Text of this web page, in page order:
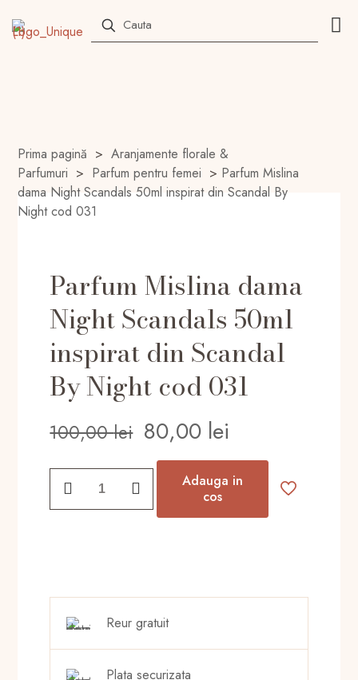
Prima pagină > Aranjamente florale &
Parfumuri > Parfum pentru femei > Parfum Mislina
dama Night Scandals 50ml inspirat din Scandal By
Night cod 031
Parfum Mislina dama
Night Scandals 50ml
inspirat din Scandal
By Night cod 031
100,00lei Prețul
inițial
a
fost:
100,00 lei.
80,00 lei
curent
este:
80,00 lei.
Parfum
Mislina
din
Scandal
Adauga in
cos
Reur gratuit
Plata securizata